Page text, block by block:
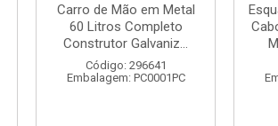
Carro de Mão em Metal
60 Litros Completo
Construtor Galvaniz...
Código: 296641
Embalagem: PC0001PC